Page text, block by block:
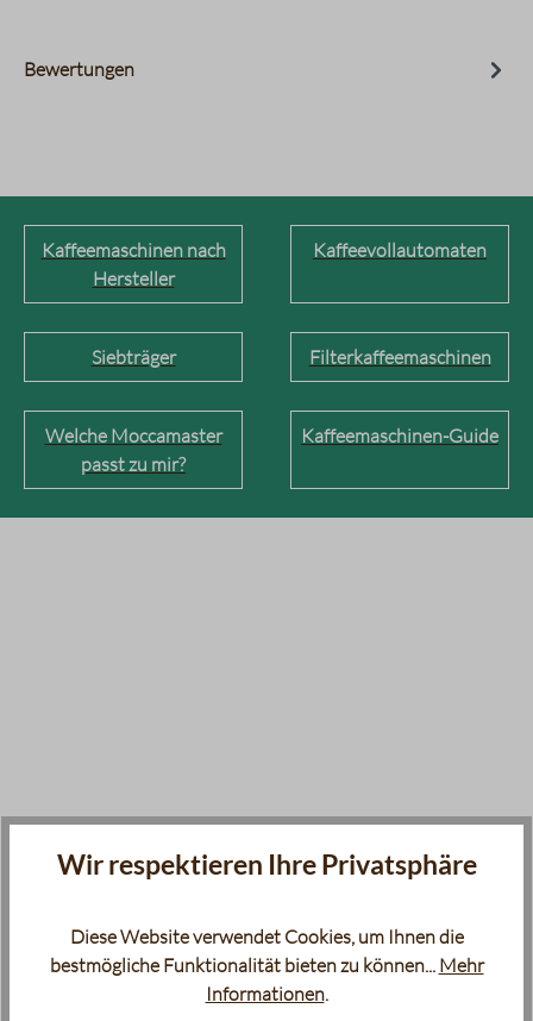
Bewertungen
Kaffeemaschinen nach
Hersteller
Kaffeevollautomaten
Siebträger Filterkaffeemaschinen
Welche Moccamaster
passt zu mir?
Kaffeemaschinen-Guide
Wir respektieren Ihre Privatsphäre
Diese Website verwendet Cookies, um Ihnen die
bestmögliche Funktionalität bieten zu können... Mehr
Informationen.